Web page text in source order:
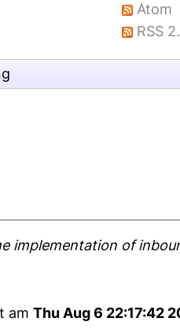
Atom
RSS
implementation of
am Thu Aug 6 22:17:42